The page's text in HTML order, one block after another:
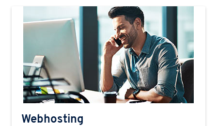
Webhosting